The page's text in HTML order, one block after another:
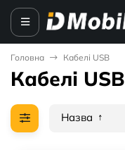
Головна Кабелі USB
Кабелі USB
Назва